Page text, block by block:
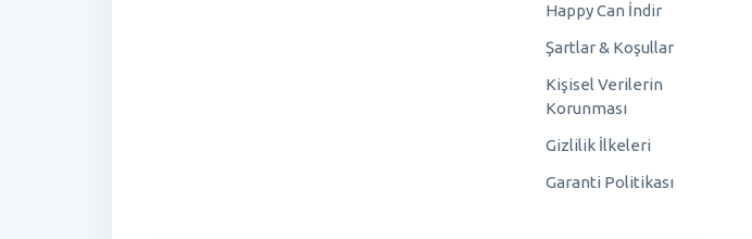
Happy Can İndir
Şartlar & Koşullar
Kişisel Verilerin
Korunması
Gizlilik İlkeleri
Garanti Politikası